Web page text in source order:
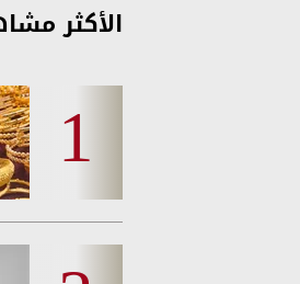
الأكثر